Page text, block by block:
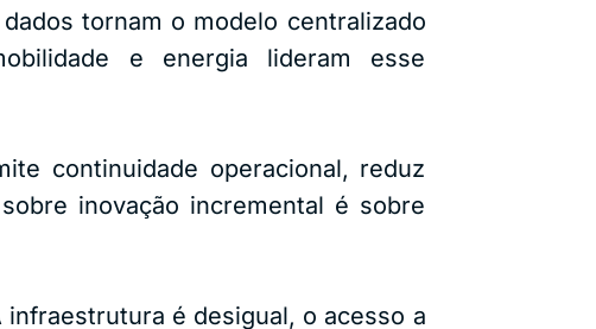
tornam o modelo centralizado
e energia lideram esse
continuidade operacional, reduz
inovação incremental é sobre
é desigual, o acesso a